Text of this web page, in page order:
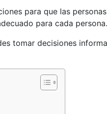
para que las
para cada persona.
tomar decisiones